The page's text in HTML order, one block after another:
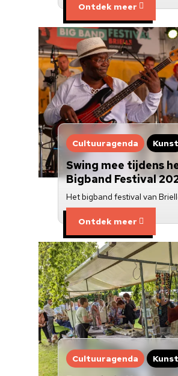
Ontdek meer
Cultuuragenda Kunst
Swing mee tijdens
Bigband Festival
Het bigband festival van
Ontdek meer
Cultuuragenda Kunst